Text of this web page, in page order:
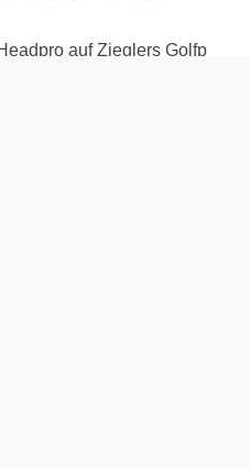
auf Zieglers Golfp